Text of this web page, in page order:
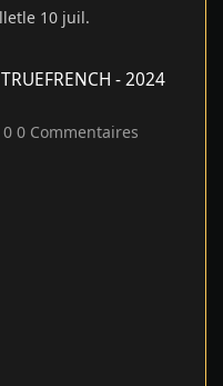
le 10 juil.
- 2024
0 Commentaires